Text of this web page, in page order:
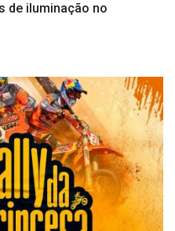
de iluminação no